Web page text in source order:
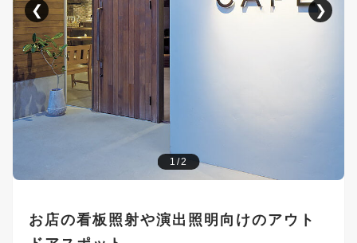
1/2
❮ ❯
お店の看板照射や演出照明向けのアウト